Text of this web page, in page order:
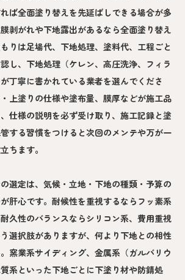
ば全面塗り替えを先延ばしできる場合が多
剥がれや下地露出があるなら全面塗り替え
りは足場代、下地処理、塗料代、工程ごと
し、下地処理（ケレン、高圧洗浄、フィラ
丁寧に書かれている業者を選んでくださ
上塗りの仕様や塗布量、膜厚などが施工品
仕様の説明を必ず受け取り、施工記録と塗
する習慣をつけると次回のメンテや万が一
ちます。
選定は、気候・立地・下地の種類・予算の
肝心です。耐候性を重視するならフッ素系
久性のバランスならシリコン系、費用重視
選択肢がありますが、何より下地との相性
窯業系サイディング、金属系（ガルバリウ
系といった下地ごとに下塗り材や防錆処